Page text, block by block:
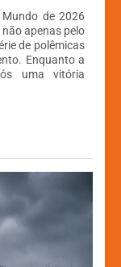
de 2026
apenas pelo
de polêmicas
Enquanto a
uma vitória